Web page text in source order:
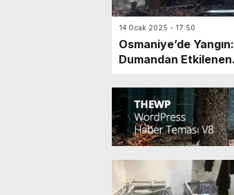
14 Ocak 2025 - 17:50
Osmaniye’de Yangın:
Dumandan Etkilenen
Kaldırıldı